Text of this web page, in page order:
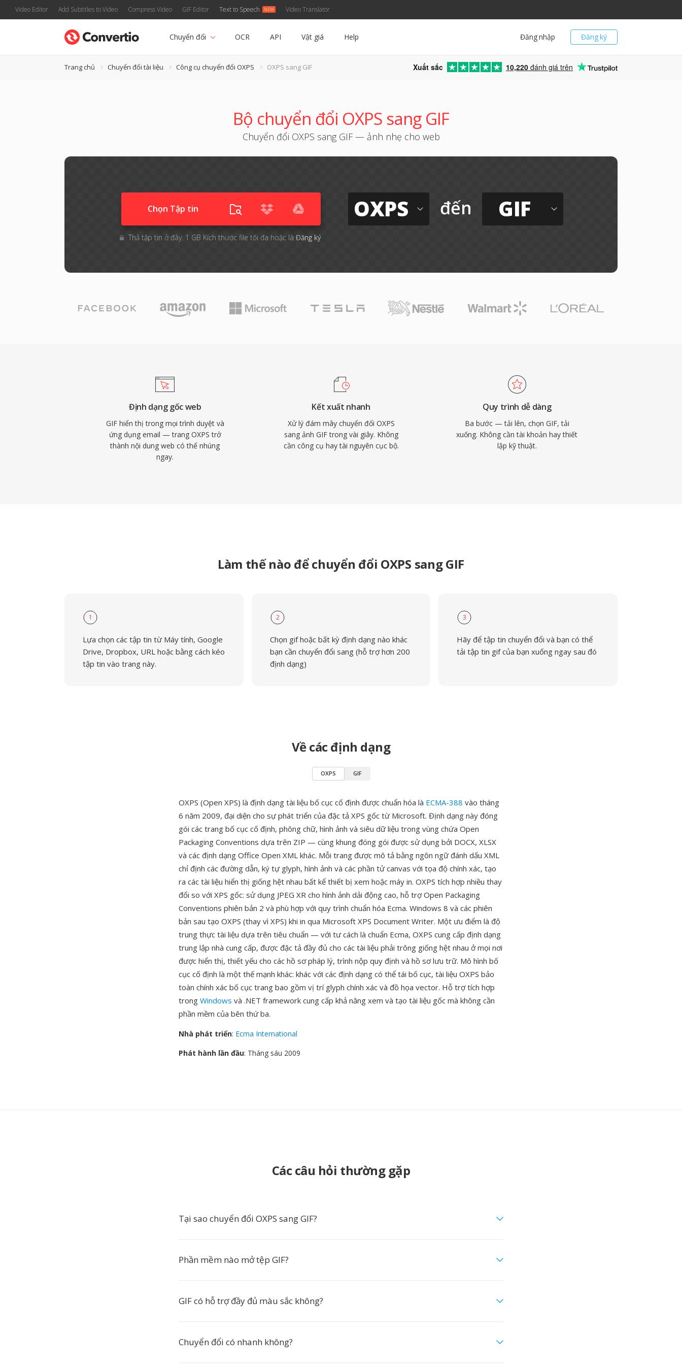
Video Editor Add Subtitles to Video Compress Video GIF Editor Text to Speech Video Translator
Đăng ký
Đăng nhập
Chuyển đổi OCR API Vật giá Help
Trang chủ Chuyển đổi tài liệu Công cụ chuyển đổi OXPS OXPS sang GIF Xuất sắc 10,220 đánh giá trên
Bộ chuyển đổi OXPS sang GIF
Chuyển đổi OXPS sang GIF — ảnh nhẹ cho web
Chọn Tập tin
Thả tập tin ở đây. 1 GB Kích thước file tối đa hoặc là Đăng ký
OXPS đến GIF
Định dạng gốc web
GIF hiển thị trong mọi trình duyệt và
ứng dụng email — trang OXPS trở
thành nội dung web có thể nhúng
ngay.
Kết xuất nhanh
Xử lý đám mây chuyển đổi OXPS
sang ảnh GIF trong vài giây. Không
cần công cụ hay tài nguyên cục bộ.
Quy trình dễ dàng
Ba bước — tải lên, chọn GIF, tải
xuống. Không cần tài khoản hay thiết
lập kỹ thuật.
Làm thế nào để chuyển đổi OXPS sang GIF
1
Lựa chọn các tập tin từ Máy tính, Google
Drive, Dropbox, URL hoặc bằng cách kéo
tập tin vào trang này.
2
Chọn gif hoặc bất kỳ định dạng nào khác
bạn cần chuyển đổi sang (hỗ trợ hơn 200
định dạng)
3
Hãy để tập tin chuyển đổi và bạn có thể
tải tập tin gif của bạn xuống ngay sau đó
Về các định dạng
OXPS GIF
OXPS (Open XPS) là định dạng tài liệu bố cục cố định được chuẩn hóa là ECMA-388 vào tháng
6 năm 2009, đại diện cho sự phát triển của đặc tả XPS gốc từ Microsoft. Định dạng này đóng
gói các trang bố cục cố định, phông chữ, hình ảnh và siêu dữ liệu trong vùng chứa Open
Packaging Conventions dựa trên ZIP — cùng khung đóng gói được sử dụng bởi DOCX, XLSX
và các định dạng Office Open XML khác. Mỗi trang được mô tả bằng ngôn ngữ đánh dấu XML
chỉ định các đường dẫn, ký tự glyph, hình ảnh và các phần tử canvas với tọa độ chính xác, tạo
ra các tài liệu hiển thị giống hệt nhau bất kể thiết bị xem hoặc máy in. OXPS tích hợp nhiều thay
đổi so với XPS gốc: sử dụng JPEG XR cho hình ảnh dải động cao, hỗ trợ Open Packaging
Conventions phiên bản 2 và phù hợp với quy trình chuẩn hóa Ecma. Windows 8 và các phiên
bản sau tạo OXPS (thay vì XPS) khi in qua Microsoft XPS Document Writer. Một ưu điểm là độ
trung thực tài liệu dựa trên tiêu chuẩn — với tư cách là chuẩn Ecma, OXPS cung cấp định dạng
trung lập nhà cung cấp, được đặc tả đầy đủ cho các tài liệu phải trông giống hệt nhau ở mọi nơi
được hiển thị, thiết yếu cho các hồ sơ pháp lý, trình nộp quy định và hồ sơ lưu trữ. Mô hình bố
cục cố định là một thế mạnh khác: khác với các định dạng có thể tái bố cục, tài liệu OXPS bảo
toàn chính xác bố cục trang bao gồm vị trí glyph chính xác và đồ họa vector. Hỗ trợ tích hợp
trong Windows và .NET framework cung cấp khả năng xem và tạo tài liệu gốc mà không cần
phần mềm của bên thứ ba.
Nhà phát triển: Ecma International
Phát hành lần đầu: Tháng sáu 2009
Các câu hỏi thường gặp
Tại sao chuyển đổi OXPS sang GIF?
Phần mềm nào mở tệp GIF?
GIF có hỗ trợ đầy đủ màu sắc không?
Chuyển đổi có nhanh không?